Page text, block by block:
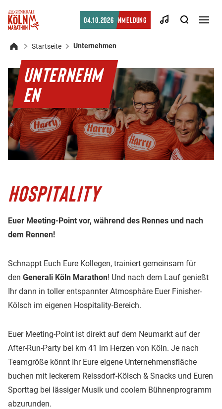
04.10.2026 Anmeldung Suche
Startseite
Startseite Unternehmen
UNTERNEHM
EN
HOSPITALITY
Euer Meeting-Point vor, während des Rennes und nach
dem Rennen!
Schnappt Euch Eure Kollegen, trainiert gemeinsam für
den Generali Köln Marathon! Und nach dem Lauf genießt
Ihr dann in toller entspannter Atmosphäre Euer Finisher-
Kölsch im eigenen Hospitality-Bereich.
Euer Meeting-Point ist direkt auf dem Neumarkt auf der
After-Run-Party bei km 41 im Herzen von Köln. Je nach
Teamgröße könnt Ihr Eure eigene Unternehmensfläche
buchen mit leckerem Reissdorf-Kölsch & Snacks und Euren
Sporttag bei lässiger Musik und coolem Bühnenprogramm
abzurunden.